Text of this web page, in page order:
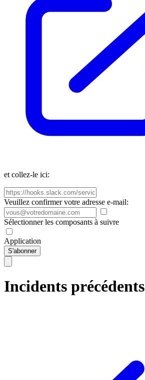
et collez-le ici:
Veuillez confirmer votre adresse e-mail:
Sélectionner les composants à suivre
Application
S'abonner
Incidents précédents